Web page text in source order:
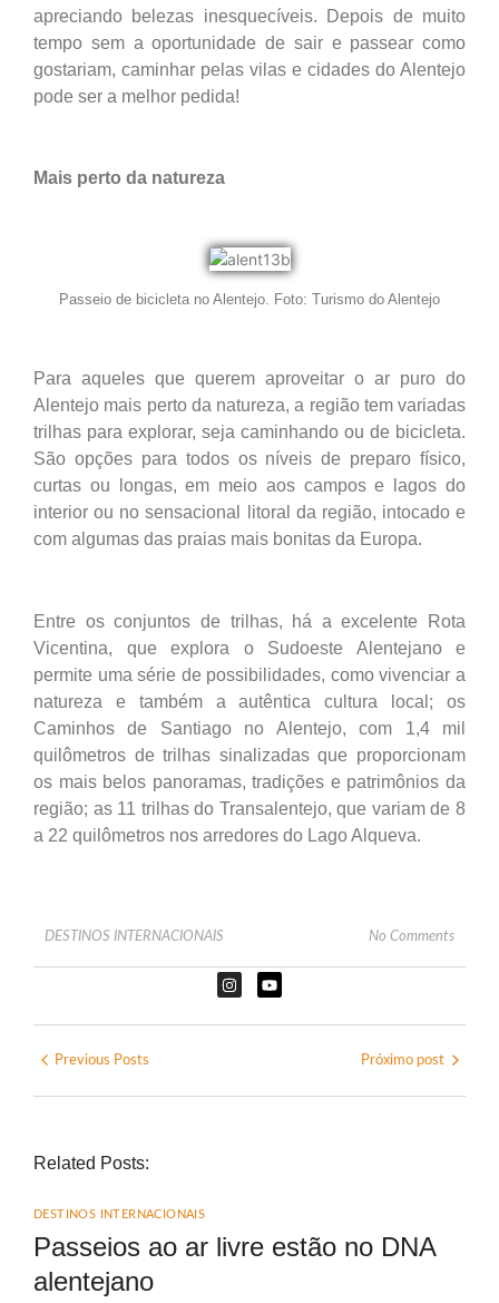
apreciando belezas inesquecíveis. Depois de muito
tempo sem a oportunidade de sair e passear como
gostariam, caminhar pelas vilas e cidades do Alentejo
pode ser a melhor pedida!
Mais perto da natureza
Passeio de bicicleta no Alentejo. Foto: Turismo do Alentejo
Para aqueles que querem aproveitar o ar puro do
Alentejo mais perto da natureza, a região tem variadas
trilhas para explorar, seja caminhando ou de bicicleta.
São opções para todos os níveis de preparo físico,
curtas ou longas, em meio aos campos e lagos do
interior ou no sensacional litoral da região, intocado e
com algumas das praias mais bonitas da Europa.
Entre os conjuntos de trilhas, há a excelente Rota
Vicentina, que explora o Sudoeste Alentejano e
permite uma série de possibilidades, como vivenciar a
natureza e também a autêntica cultura local; os
Caminhos de Santiago no Alentejo, com 1,4 mil
quilômetros de trilhas sinalizadas que proporcionam
os mais belos panoramas, tradições e patrimônios da
região; as 11 trilhas do Transalentejo, que variam de 8
a 22 quilômetros nos arredores do Lago Alqueva.
DESTINOS INTERNACIONAIS No Comments
Previous Posts Próximo post
Related Posts:
DESTINOS INTERNACIONAIS
Passeios ao ar livre estão no DNA
alentejano